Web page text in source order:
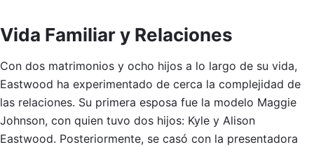
Vida Familiar y Relaciones
Con dos matrimonios y ocho hijos a lo largo de su vida,
Eastwood ha experimentado de cerca la complejidad de
las relaciones. Su primera esposa fue la modelo Maggie
Johnson, con quien tuvo dos hijos: Kyle y Alison
Eastwood. Posteriormente, se casó con la presentadora